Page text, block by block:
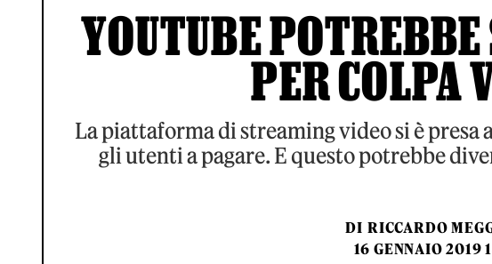
YOUTUBE
PER COLPA
La piattaforma di streaming video si è presa
gli utenti a pagare. E questo potrebbe
DI RICCARDO
16 GENNAIO 2019